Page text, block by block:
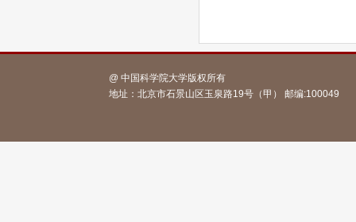
@ 中国科学院大学版权所有
地址：北京市石景山区玉泉路19号（甲）